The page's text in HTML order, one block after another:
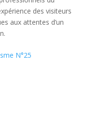
des visiteurs
aux attentes d’un
N°25